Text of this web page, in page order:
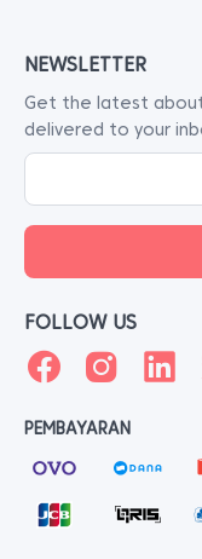
NEWSLETTER
Get the latest
delivered to your
FOLLOW US
PEMBAYARAN